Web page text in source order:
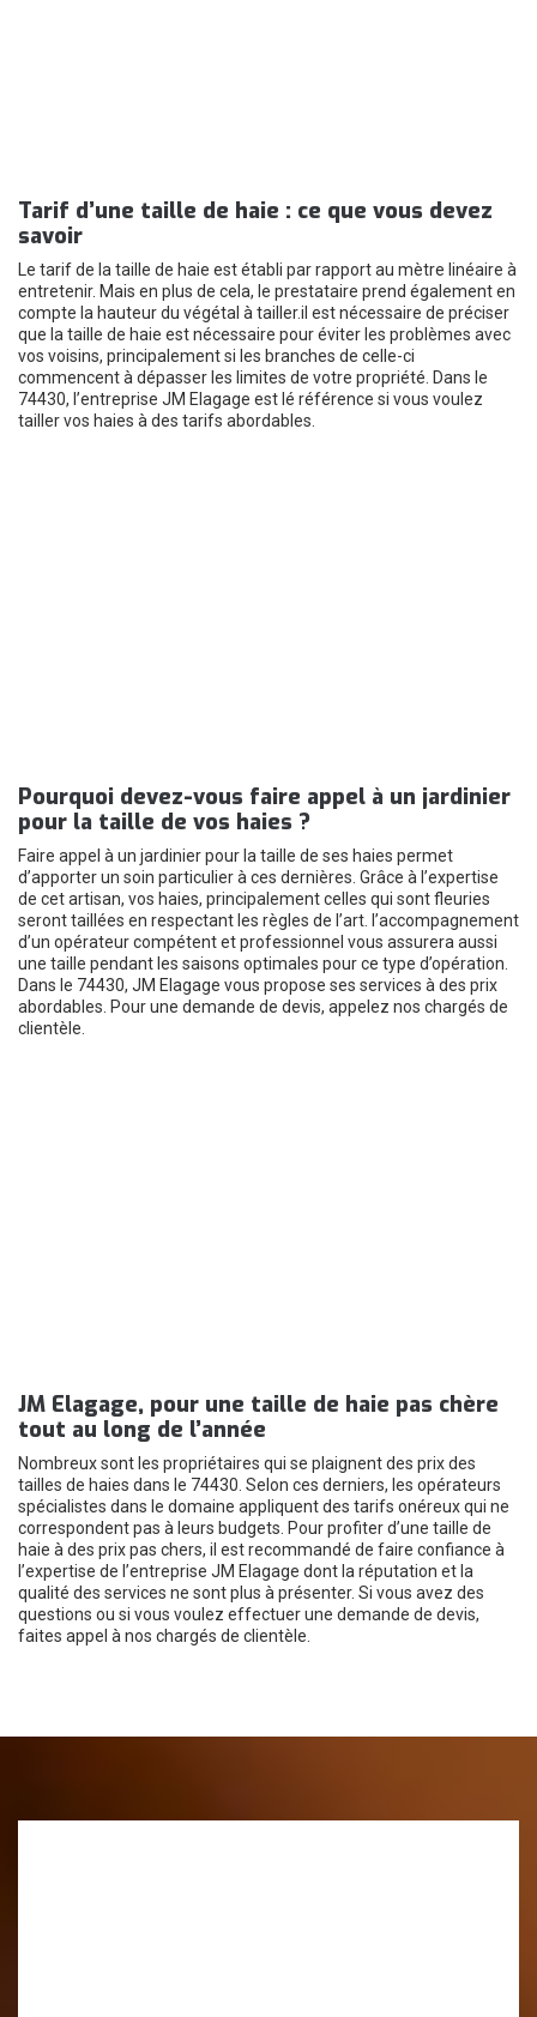
Tarif d’une taille de haie : ce que vous devez
savoir
Le tarif de la taille de haie est établi par rapport au mètre linéaire à
entretenir. Mais en plus de cela, le prestataire prend également en
compte la hauteur du végétal à tailler.il est nécessaire de préciser
que la taille de haie est nécessaire pour éviter les problèmes avec
vos voisins, principalement si les branches de celle-ci
commencent à dépasser les limites de votre propriété. Dans le
74430, l’entreprise JM Elagage est lé référence si vous voulez
tailler vos haies à des tarifs abordables.
Pourquoi devez-vous faire appel à un jardinier
pour la taille de vos haies ?
Faire appel à un jardinier pour la taille de ses haies permet
d’apporter un soin particulier à ces dernières. Grâce à l’expertise
de cet artisan, vos haies, principalement celles qui sont fleuries
seront taillées en respectant les règles de l’art. l’accompagnement
d’un opérateur compétent et professionnel vous assurera aussi
une taille pendant les saisons optimales pour ce type d’opération.
Dans le 74430, JM Elagage vous propose ses services à des prix
abordables. Pour une demande de devis, appelez nos chargés de
clientèle.
JM Elagage, pour une taille de haie pas chère
tout au long de l’année
Nombreux sont les propriétaires qui se plaignent des prix des
tailles de haies dans le 74430. Selon ces derniers, les opérateurs
spécialistes dans le domaine appliquent des tarifs onéreux qui ne
correspondent pas à leurs budgets. Pour profiter d’une taille de
haie à des prix pas chers, il est recommandé de faire confiance à
l’expertise de l’entreprise JM Elagage dont la réputation et la
qualité des services ne sont plus à présenter. Si vous avez des
questions ou si vous voulez effectuer une demande de devis,
faites appel à nos chargés de clientèle.